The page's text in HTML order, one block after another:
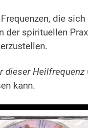
die
der spirituellen
dieser Heilfrequenz
kann.